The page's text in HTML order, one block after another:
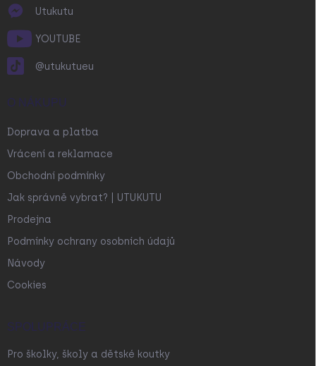
Utukutu
YOUTUBE
@utukutueu
O NÁKUPU
Doprava a platba
Vrácení a reklamace
Obchodní podmínky
Jak správně vybrat? | UTUKUTU
Prodejna
Podmínky ochrany osobních údajů
Návody
Cookies
SPOLUPRÁCE
Pro školky, školy a dětské koutky